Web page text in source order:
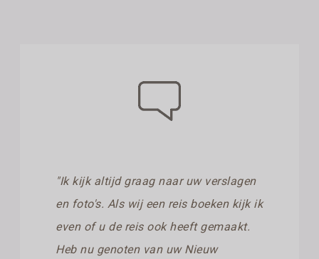
"Ik kijk altijd graag naar uw verslagen
en foto's. Als wij een reis boeken kijk ik
even of u de reis ook heeft gemaakt.
Heb nu genoten van uw Nieuw